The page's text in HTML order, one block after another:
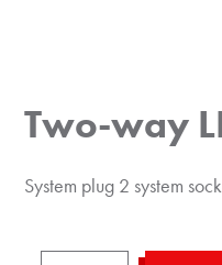
Two-way
System plug 2 system